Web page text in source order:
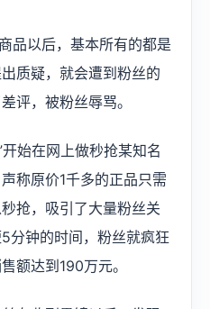
品以后，基本所有的都是
质疑，就会遭到粉丝的
评，被粉丝辱骂。
始在网上做秒抢某知名
称原价1千多的正品只需
抢，吸引了大量粉丝关
分钟的时间，粉丝就疯狂
额达到190万元。